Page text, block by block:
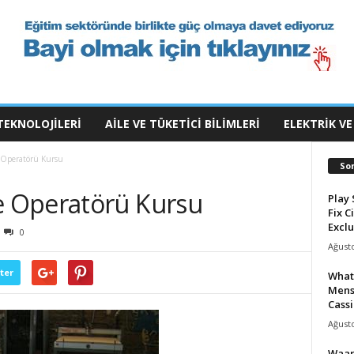
AILE VE TÜKETICI BILIMLERI ELEKTRIK
Kursu
Operatörü Kursu
0
Play
Fix